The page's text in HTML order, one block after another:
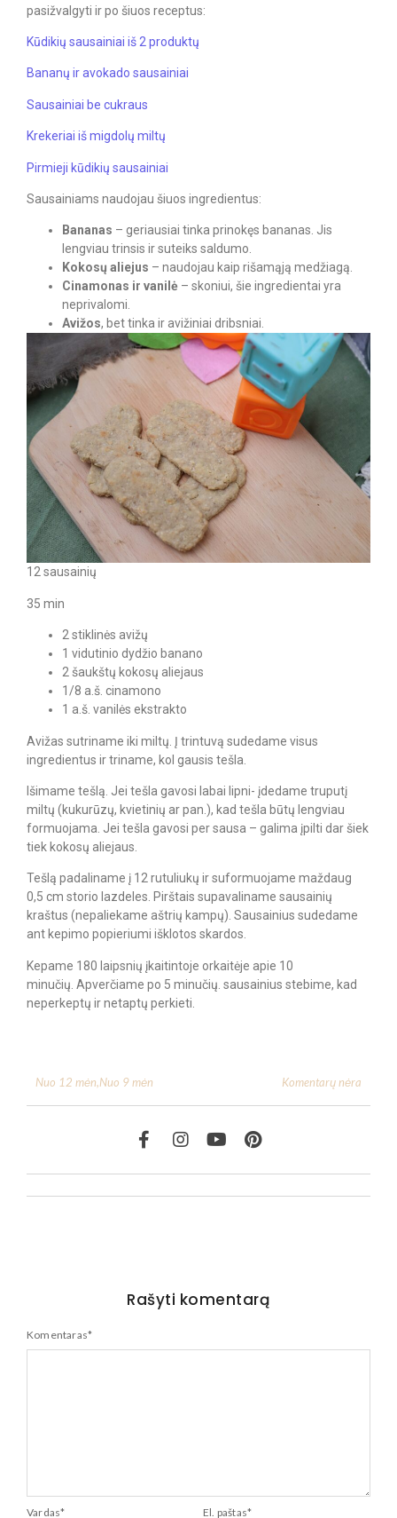
pasižvalgyti ir po šiuos receptus:
Kūdikių sausainiai iš 2 produktų
Bananų ir avokado sausainiai
Sausainiai be cukraus
Krekeriai iš migdolų miltų
Pirmieji kūdikių sausainiai
Sausainiams naudojau šiuos ingredientus:
Bananas – geriausiai tinka prinokęs bananas. Jis
lengviau trinsis ir suteiks saldumo.
Kokosų aliejus – naudojau kaip rišamąją medžiagą.
Cinamonas ir vanilė – skoniui, šie ingredientai yra
neprivalomi.
Avižos, bet tinka ir avižiniai dribsniai.
12 sausainių
35 min
2 stiklinės avižų
1 vidutinio dydžio banano
2 šaukštų kokosų aliejaus
1/8 a.š. cinamono
1 a.š. vanilės ekstrakto
Avižas sutriname iki miltų. Į trintuvą sudedame visus
ingredientus ir triname, kol gausis tešla.
Išimame tešlą. Jei tešla gavosi labai lipni- įdedame truputį
miltų (kukurūzų, kvietinių ar pan.), kad tešla būtų lengviau
formuojama. Jei tešla gavosi per sausa – galima įpilti dar šiek
tiek kokosų aliejaus.
Tešlą padaliname į 12 rutuliukų ir suformuojame maždaug
0,5 cm storio lazdeles. Pirštais supavaliname sausainių
kraštus (nepaliekame aštrių kampų). Sausainius sudedame
ant kepimo popieriumi išklotos skardos.
Kepame 180 laipsnių įkaitintoje orkaitėje apie 10
minučių. Apverčiame po 5 minučių. sausainius stebime, kad
neperkeptų ir netaptų perkieti.
Nuo 12 mėn,Nuo 9 mėn Komentarų nėra
Rašyti komentarą
Komentaras*
Vardas* El. paštas*